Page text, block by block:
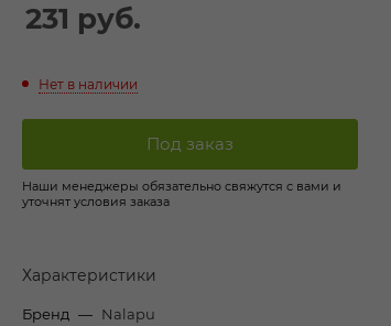
231 руб.
Нет в наличии
Под заказ
Наши менеджеры обязательно свяжутся с вами и
уточнят условия заказа
Характеристики
Бренд — Nalapu